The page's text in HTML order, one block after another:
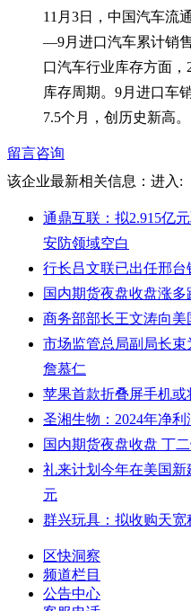
11月3日，中国汽车流
—9月进口汽车累计销
口汽车行业库存方面
库存周期。9月进口车
7.5个月，创历史新高。
留言咨询
该企业最新相关信息： 进入:
通鼎互联：拟2.915亿
安防领域空白
行长吕文联已出任邢台
国内期货夜盘收盘涨多
商务部部长王文涛向
市场监管总局副局长
詹慕仁
苹果首款折叠屏手机或
圣湘生物：2024年净利
国内期货夜盘收盘 丁
礼来计划今年在美国新
元
群兴玩具：拟收购天宽
区快洞察
频道栏目
公告中心